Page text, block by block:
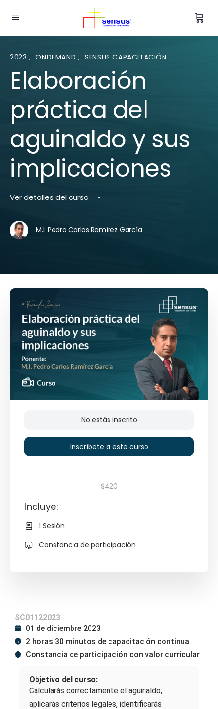
2023, ONDEMAND , SENSUS CAPACITACIÓN
Elaboración
práctica del
aguinaldo y sus
implicaciones
Ver detalles del curso
M.I. Pedro Carlos Ramírez García
SC01122023
01 de diciembre 2023
2 horas 30 minutos de capacitación continua
Constancia de participación con valor curricular
Objetivo del curso:
Calcularás correctamente el aguinaldo,
aplicarás criterios legales, identificarás
No estás inscrito
Inscríbete a este curso
$420
Incluye:
1 Sesión
Constancia de participación